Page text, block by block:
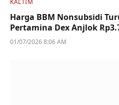
Harga BBM Nonsubsidi
Pertamina Dex Anjlok
01/07/2026 8:06 AM